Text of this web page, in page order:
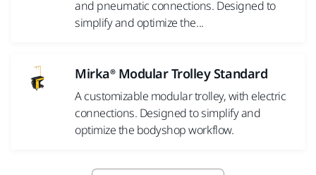
and pneumatic connections. Designed to
simplify and optimize the...
Mirka® Modular Trolley Standard
A customizable modular trolley, with electric
connections. Designed to simplify and
optimize the bodyshop workflow.